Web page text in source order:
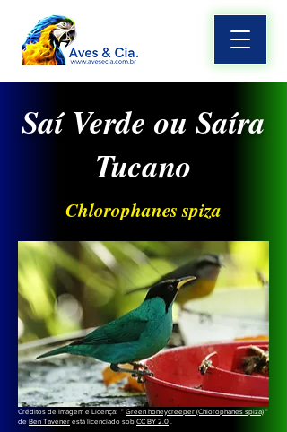
Saí Verde ou Saíra
Tucano
Chlorophanes spiza
Créditos de Imagem e Licença: " Green honeycreeper (Chlorophanes spiza) "
de Ben Tavener está licenciado sob CC BY 2.0 .